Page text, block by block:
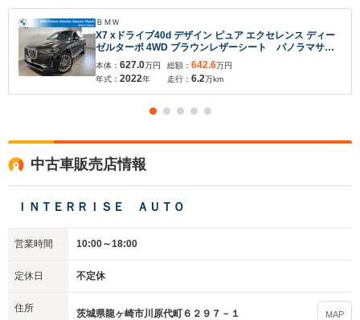
ＢＭＷ
X7 xドライブ40d デザイン ピュア エクセレンス ディー
ゼルターボ 4WD ブラウンレザーシート パノラマサン
ルーフ BMWレーザーライト ドライビングアシストプ
ロフェッショナル 22インチアロイホイール ワンオー
ナー 認定中古車 2年保証
本体： 627.0万円
年式： 2022年
総額： 642.6万円
走行： 6.2万km
中古車販売店情報
ＩＮＴＥＲＲＩＳＥ ＡＵＴＯ
営業時間 10:00～18:00
定休日 不定休
住所 茨城県龍ヶ崎市川原代町６２９７－１ MAP
※保存された情報は
いいえ